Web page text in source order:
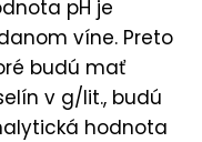
pH je
víne. Preto
budú mať
v g/lit., budú
hodnota